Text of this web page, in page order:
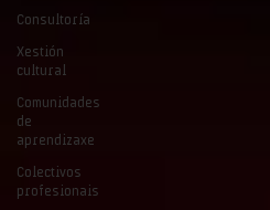
Consultoría
Xestión
cultural
Comunidades
de
aprendizaxe
Colectivos
profesionais